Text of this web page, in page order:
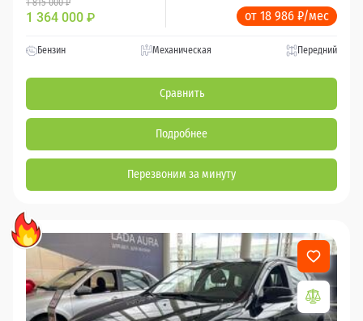
1 364 000 ₽ от 18 986 ₽/мес
Бензин Механическая Передний
Сравнить
Подробнее
Перезвоним за минуту